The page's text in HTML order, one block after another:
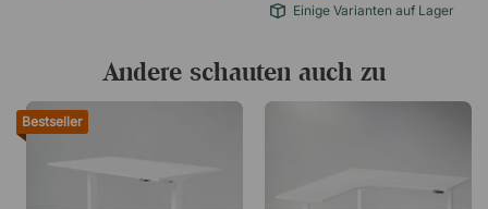
Einige Varianten auf Lager
Andere schauten auch zu
Bestseller